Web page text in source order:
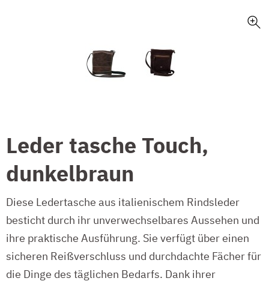
Leder tasche Touch,
dunkelbraun
Diese Ledertasche aus italienischem Rindsleder
besticht durch ihr unverwechselbares Aussehen und
ihre praktische Ausführung. Sie verfügt über einen
sicheren Reißverschluss und durchdachte Fächer für
die Dinge des täglichen Bedarfs. Dank ihrer